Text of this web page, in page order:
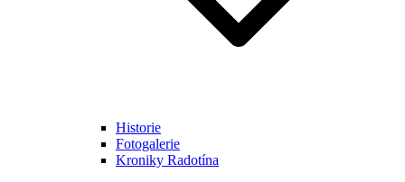
Historie
Fotogalerie
Kroniky Radotína